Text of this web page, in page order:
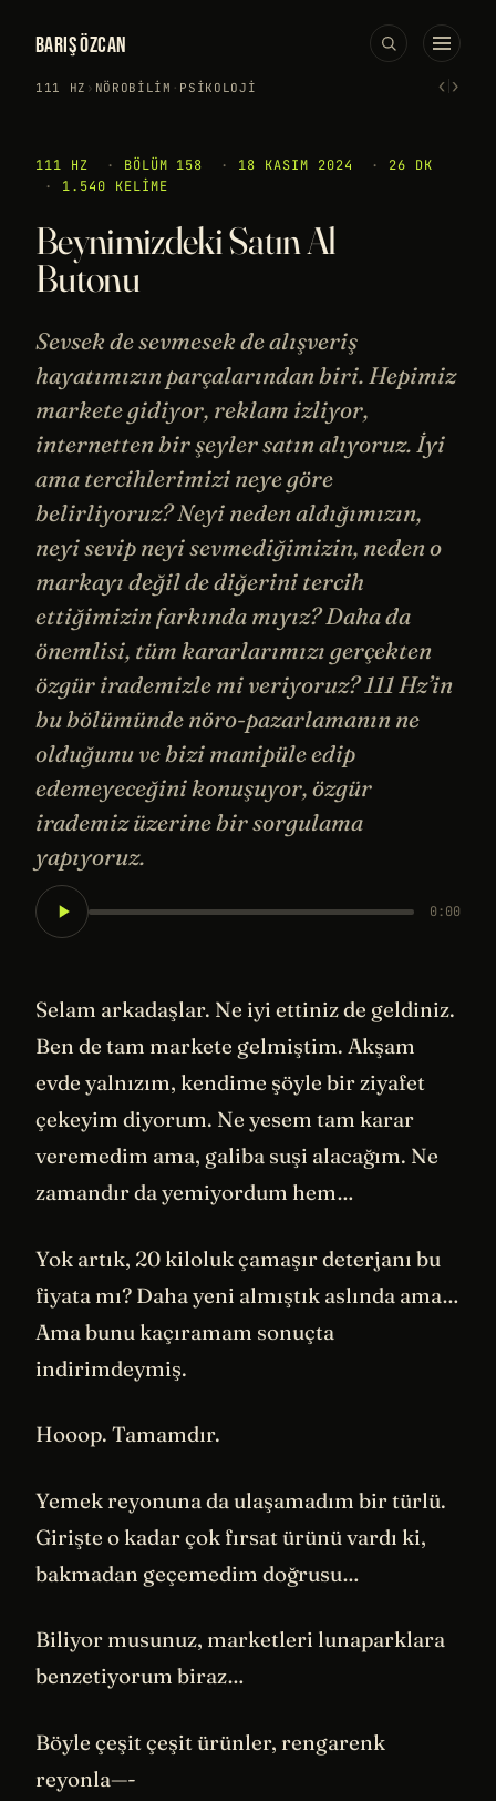
BARIŞ ÖZCAN
111 HZ › NÖROBILIM · PSIKOLOJI ‹›
111 HZ · BÖLÜM 158 · 18 KASIM 2024 ·
26 DK
·
1.540 KELIME
Beynimizdeki Satın Al
Butonu
Sevsek de sevmesek de alışveriş
hayatımızın parçalarından biri. Hepimiz
markete gidiyor, reklam izliyor,
internetten bir şeyler satın alıyoruz. İyi
ama tercihlerimizi neye göre
belirliyoruz? Neyi neden aldığımızın,
neyi sevip neyi sevmediğimizin, neden o
markayı değil de diğerini tercih
ettiğimizin farkında mıyız? Daha da
önemlisi, tüm kararlarımızı gerçekten
özgür irademizle mi veriyoruz? 111 Hz’in
bu bölümünde nöro-pazarlamanın ne
olduğunu ve bizi manipüle edip
edemeyeceğini konuşuyor, özgür
irademiz üzerine bir sorgulama
yapıyoruz.
0:00
Selam arkadaşlar. Ne iyi ettiniz de geldiniz.
Ben de tam markete gelmiştim. Akşam
evde yalnızım, kendime şöyle bir ziyafet
çekeyim diyorum. Ne yesem tam karar
veremedim ama, galiba suşi alacağım. Ne
zamandır da yemiyordum hem…
Yok artık, 20 kiloluk çamaşır deterjanı bu
fiyata mı? Daha yeni almıştık aslında ama…
Ama bunu kaçıramam sonuçta
indirimdeymiş.
Hooop. Tamamdır.
Yemek reyonuna da ulaşamadım bir türlü.
Girişte o kadar çok fırsat ürünü vardı ki,
bakmadan geçemedim doğrusu…
Biliyor musunuz, marketleri lunaparklara
benzetiyorum biraz…
Böyle çeşit çeşit ürünler, rengarenk
reyonla—-